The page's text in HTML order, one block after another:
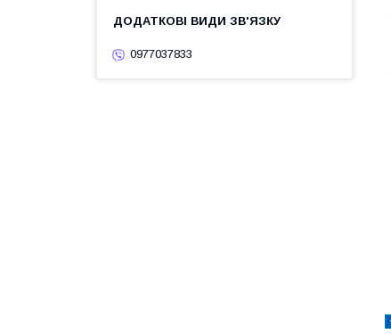
0977037833